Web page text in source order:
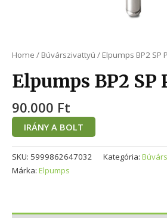
Home / Búvárszivattyú / Elpumps BP2 SP
Elpumps BP2 SP
90.000 Ft
IRÁNY A BOLT
SKU: 5999862647032 Kategória:
Márka: Elpumps